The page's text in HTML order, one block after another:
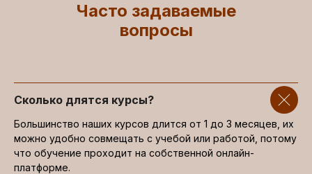
Часто задаваемые
вопросы
Сколько длятся курсы?
Большинство наших курсов длится от 1 до 3 месяцев, их
можно удобно совмещать с учебой или работой, потому
что обучение проходит на собственной онлайн-
платформе.